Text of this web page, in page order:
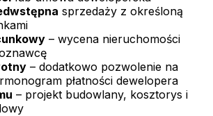
sprzedaży z określoną
– wycena nieruchomości
– dodatkowo pozwolenie na
płatności dewelopera
– projekt budowlany, kosztorys i